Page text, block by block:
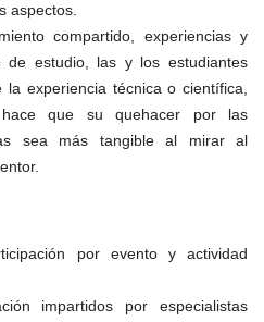
aspectos.
compartido, experiencias y
de estudio, las y los estudiantes
experiencia técnica o científica,
que su quehacer por las
sea más tangible al mirar al
por evento y actividad
impartidos por especialistas